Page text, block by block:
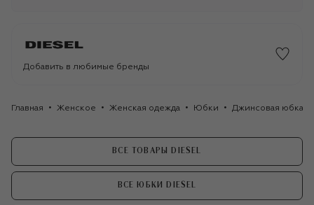
Добавить в любимые бренды
Главная Женское Женская одежда Юбки Джинсовая юбка
ВСЕ ТОВАРЫ DIESEL
ВСЕ ЮБКИ DIESEL